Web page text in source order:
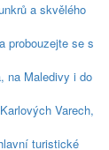
a skvělého
probouzejte se s
na Maledivy i do
Varech,
turistické